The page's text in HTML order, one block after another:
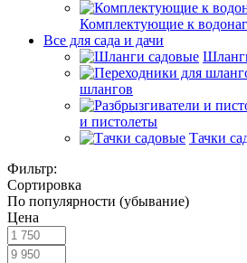
Комплектующие к
Все для сада и дачи
шлангов
и пистолеты
Тачки
Фильтр:
Сортировка
По популярности (убывание)
Цена